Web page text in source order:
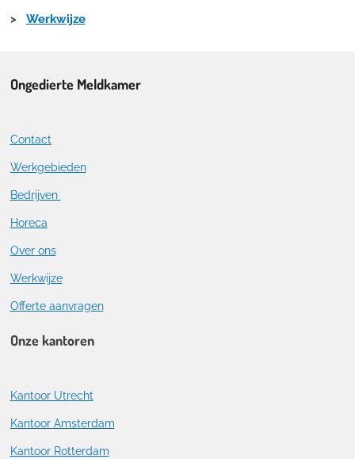
> Werkwijze
Ongedierte Meldkamer
Contact
Werkgebieden
Bedrijven
Horeca
Over ons
Werkwijze
Offerte aanvragen
Onze kantoren
Kantoor Utrecht
Kantoor Amsterdam
Kantoor Rotterdam